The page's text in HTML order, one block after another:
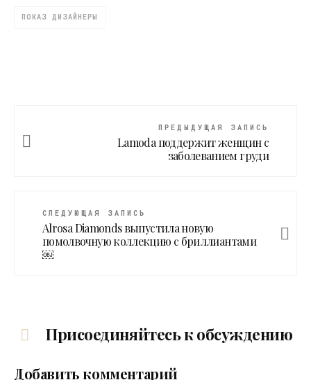
ПОКАЗ ДИЗАЙНЕРЫ
ПРЕДЫДУЩАЯ ЗАПИСЬ
Lamoda поддержит женщин с
заболеванием груди
СЛЕДУЮЩАЯ ЗАПИСЬ
Alrosa Diamonds выпустила новую
помолвочную коллекцию с бриллиантами
￼
Присоединяйтесь к обсуждению
Добавить комментарий